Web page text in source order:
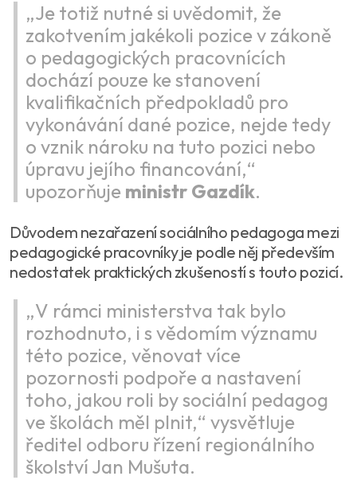
„Je totiž nutné si uvědomit, že
zakotvením jakékoli pozice v zákoně
o pedagogických pracovnících
dochází pouze ke stanovení
kvalifikačních předpokladů pro
vykonávání dané pozice, nejde tedy
o vznik nároku na tuto pozici nebo
úpravu jejího financování,“
upozorňuje ministr Gazdík.
Důvodem nezařazení sociálního pedagoga mezi
pedagogické pracovníky je podle něj především
nedostatek praktických zkušeností s touto pozicí.
„V rámci ministerstva tak bylo
rozhodnuto, i s vědomím významu
této pozice, věnovat více
pozornosti podpoře a nastavení
toho, jakou roli by sociální pedagog
ve školách měl plnit,“ vysvětluje
ředitel odboru řízení regionálního
školství Jan Mušuta.